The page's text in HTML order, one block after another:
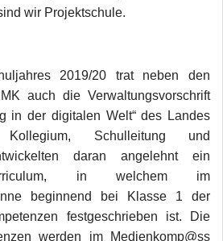
wir Projektschule.
2019/20 trat neben den
auch die Verwaltungsvorschrift
in der digitalen Welt“ des Landes
Schulleitung und
daran angelehnt ein
in welchem im
beginnend bei Klasse 1 der
festgeschrieben ist. Die
werden im Medienkomp@ss